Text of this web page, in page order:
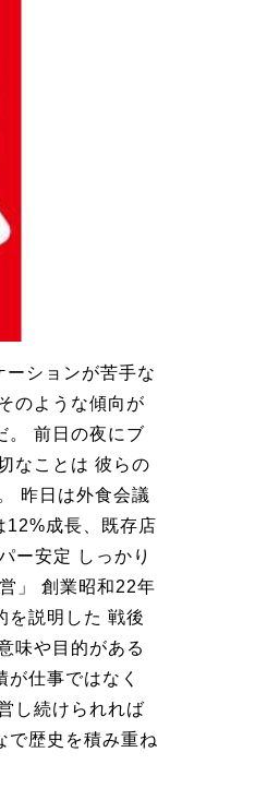
ションが苦手な
のような傾向が
。 前日の夜にブ
なことは 彼らの
昨日は外食会議
12%成長、既存店
ー安定 しっかり
」 創業昭和22年
を説明した 戦後
味や目的がある
仕事ではなく
し続けられれば
で歴史を積み重ね